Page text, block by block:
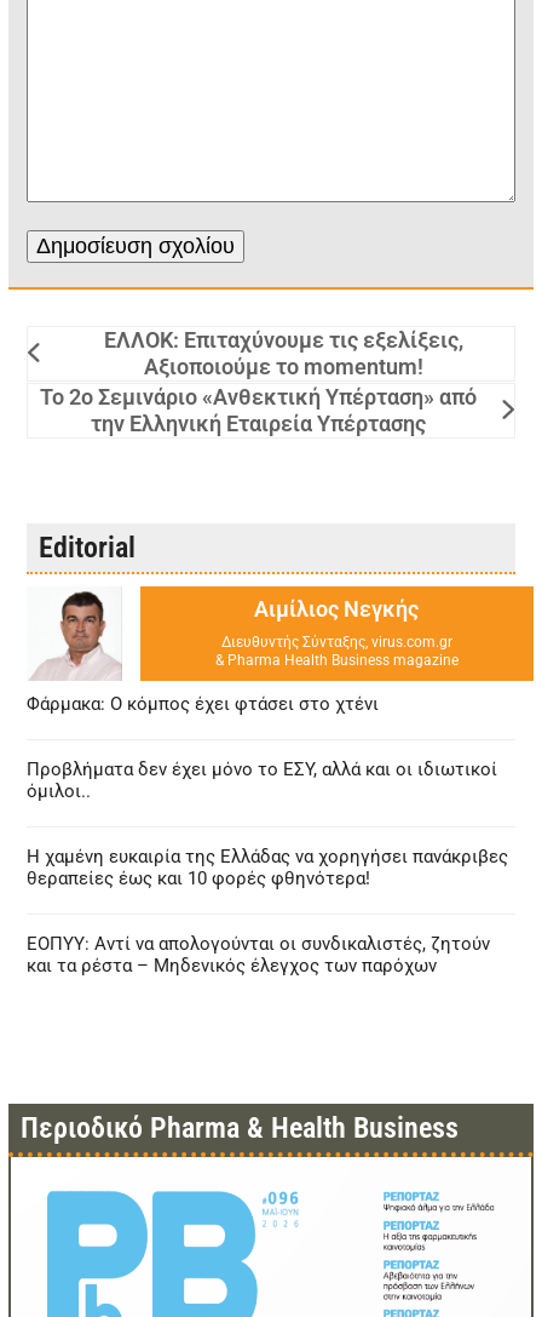
ΕΛΛΟΚ: Επιταχύνουμε τις εξελίξεις,
Αξιοποιούμε το momentum!
Το 2ο Σεμινάριο «Ανθεκτική Υπέρταση» από
την Ελληνική Εταιρεία Υπέρτασης
Editorial
Αιμίλιος Νεγκής
Διευθυντής Σύνταξης, virus.com.gr
& Pharma Health Business magazine
Φάρμακα: Ο κόμπος έχει φτάσει στο χτένι
Προβλήματα δεν έχει μόνο το ΕΣΥ, αλλά και οι ιδιωτικοί
όμιλοι..
Η χαμένη ευκαιρία της Ελλάδας να χορηγήσει πανάκριβες
θεραπείες έως και 10 φορές φθηνότερα!
ΕΟΠΥΥ: Αντί να απολογούνται οι συνδικαλιστές, ζητούν
και τα ρέστα – Μηδενικός έλεγχος των παρόχων
Περιοδικό Pharma & Health Business